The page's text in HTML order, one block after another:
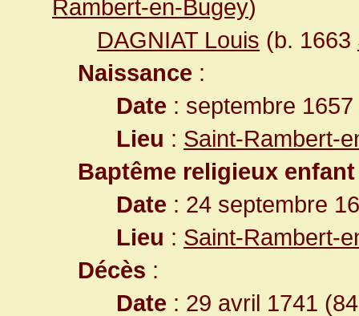
Rambert-en-Bugey)
DAGNIAT Louis (b. 1663
Naissance :
Date : septembre 1657
Lieu : Saint-Rambert-
Baptême religieux enfant
Date : 24 septembre
Lieu : Saint-Rambert-
Décès :
Date : 29 avril 1741